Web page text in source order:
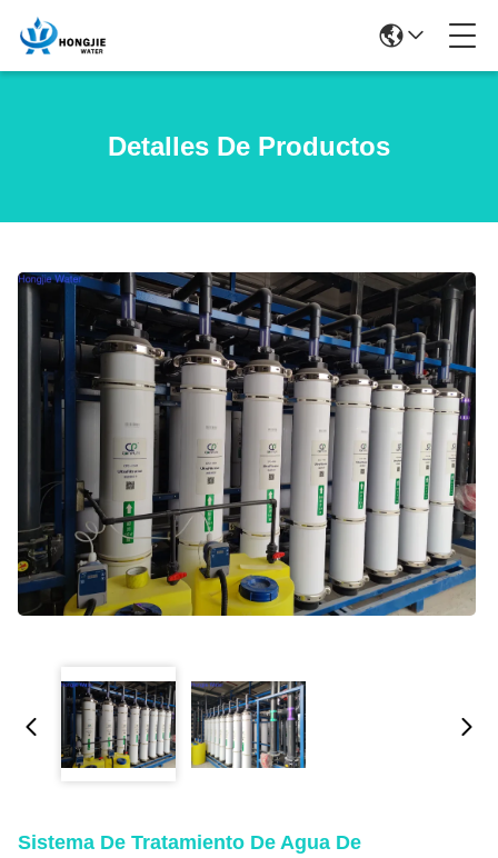
Detalles De Productos
Sistema De Tratamiento De Agua De